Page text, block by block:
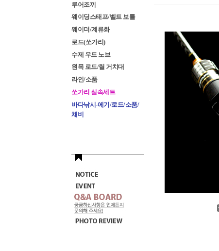
루어조끼
웨이딩스태프/벨트 보틀
웨이더/계류화
로드(쏘가리)
수제 우드 노브
원목 로드/릴 거치대
라인/소품
쏘가리 실속세트
바다낚시-에기/로드/소품/
채비